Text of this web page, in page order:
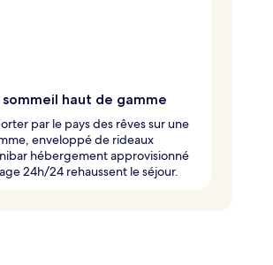
haut de gamme
par le pays des rêves sur une
enveloppé de rideaux
hébergement approvisionné
24h/24 rehaussent le séjour.